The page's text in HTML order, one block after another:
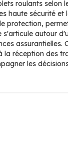
roulants selon
haute sécurité et
protection,
s'articule autour
assurantielles.
la réception des
les